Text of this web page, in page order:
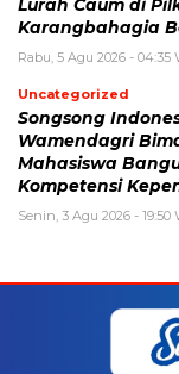
Lurah Caum di
Karangbahagia
Rabu, 5 Agu 2026 - 04:35
Uncategorized
Songsong
Wamendagri
Mahasiswa
Kompetensi
Senin, 3 Agu 2026 - 19:50